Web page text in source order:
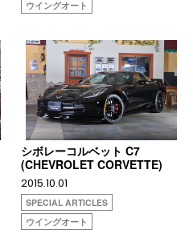
ウイングオート
シボレーコルベット C7
(CHEVROLET CORVETTE)
2015.10.01
SPECIAL ARTICLES
ウイングオート